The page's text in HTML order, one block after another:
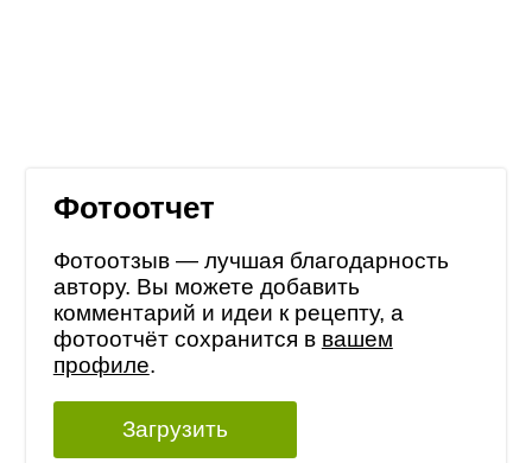
Фотоотчет
Фотоотзыв — лучшая благодарность
автору. Вы можете добавить
комментарий и идеи к рецепту, а
фотоотчёт сохранится в вашем
профиле.
Загрузить